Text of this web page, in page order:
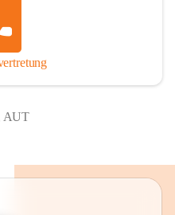
AUT